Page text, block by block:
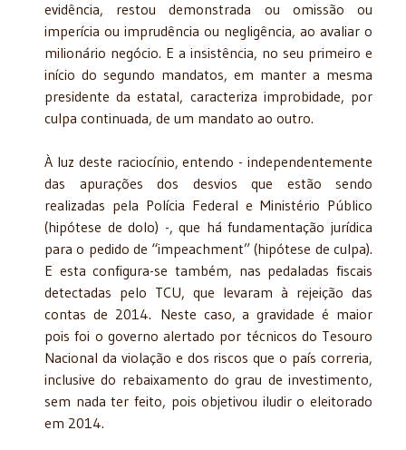
evidência, restou demonstrada ou omissão ou
imperícia ou imprudência ou negligência, ao avaliar o
milionário negócio. E a insistência, no seu primeiro e
início do segundo mandatos, em manter a mesma
presidente da estatal, caracteriza improbidade, por
culpa continuada, de um mandato ao outro.
À luz deste raciocínio, entendo - independentemente
das apurações dos desvios que estão sendo
realizadas pela Polícia Federal e Ministério Público
(hipótese de dolo) -, que há fundamentação jurídica
para o pedido de “impeachment” (hipótese de culpa).
E esta configura-se também, nas pedaladas fiscais
detectadas pelo TCU, que levaram à rejeição das
contas de 2014. Neste caso, a gravidade é maior
pois foi o governo alertado por técnicos do Tesouro
Nacional da violação e dos riscos que o país correria,
inclusive do rebaixamento do grau de investimento,
sem nada ter feito, pois objetivou iludir o eleitorado
em 2014.